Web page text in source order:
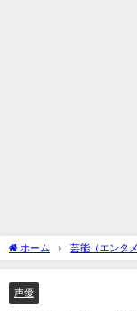
ホーム 芸能（エンタメ
氏の噂は？カップサイズは？
声優